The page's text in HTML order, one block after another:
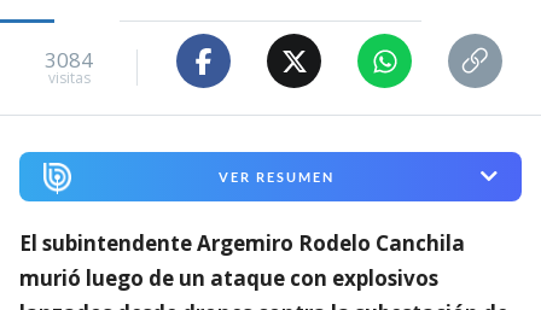
3084
visitas
VER RESUMEN
El subintendente Argemiro Rodelo Canchila
murió luego de un ataque con explosivos